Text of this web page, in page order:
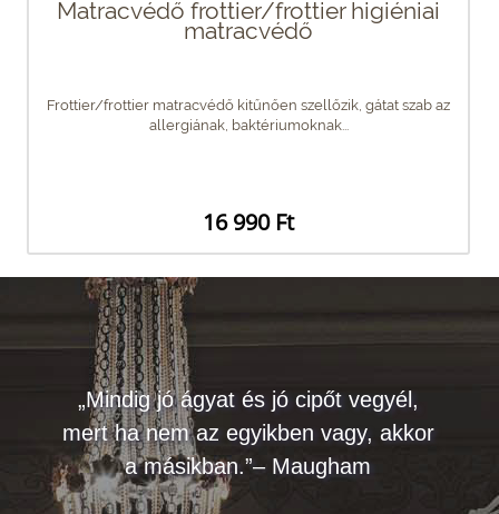
Matracvédő frottier/frottier higiéniai
matracvédő
Frottier/frottier matracvédő kitűnően szellőzik, gátat szab az
allergiának, baktériumoknak...
16 990 Ft
„Mindig jó ágyat és jó cipőt vegyél,
mert ha nem az egyikben vagy, akkor
a másikban.”– Maugham